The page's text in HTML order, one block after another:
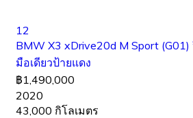
12
BMW X3 xDrive20d M Sport
มือเดียวป้ายแดง
฿1,490,000
2020
43,000 กิโลเมตร